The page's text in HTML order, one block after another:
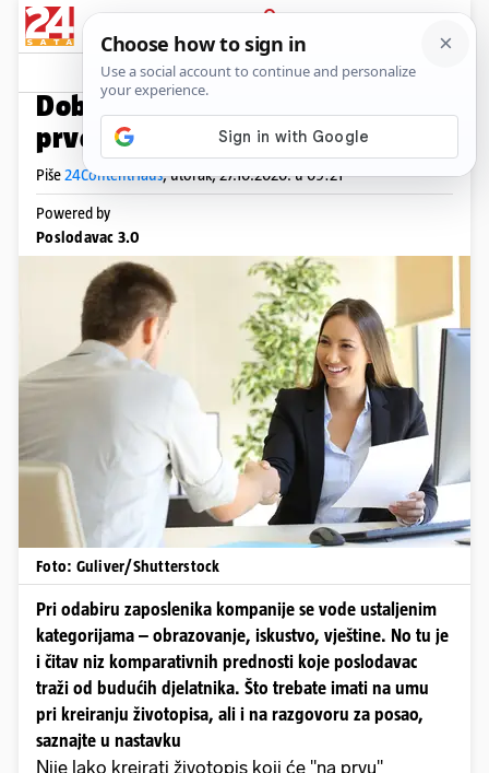
PRIJAVA
Native sadržaj Komentari
PREDSTAVITE SE U PRAVOM SVJETLU
Dobro je znati: Što poslodavac
prvo gleda u životopisu
Piše24ContentHaus,utorak, 27.10.2020. u 09:21
Powered by
Poslodavac 3.0
Foto: Guliver/Shutterstock
Pri odabiru zaposlenika kompanije se vode ustaljenim
kategorijama – obrazovanje, iskustvo, vještine. No tu je
i čitav niz komparativnih prednosti koje poslodavac
traži od budućih djelatnika. Što trebate imati na umu
pri kreiranju životopisa, ali i na razgovoru za posao,
saznajte u nastavku
Nije lako kreirati životopis koji će "na prvu"